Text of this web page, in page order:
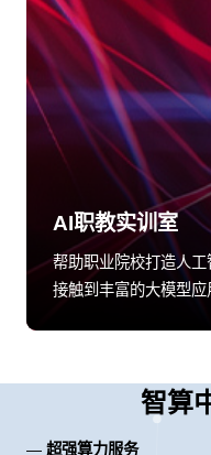
AI职教实训室
帮助职业院校打造人
接触到丰富的大模型
智算
— 超强算力服务